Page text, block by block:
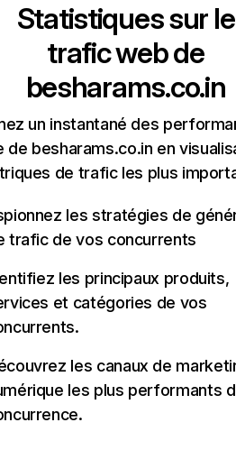
Statistiques sur le
trafic web de
besharams.co.in
un instantané des
de besharams.co.in en
de trafic les plus
les stratégies de
trafic de vos concurrents
les principaux produits,
et catégories de vos
les canaux de
les plus performants